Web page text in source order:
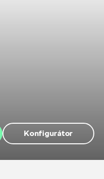
Konfigurátor